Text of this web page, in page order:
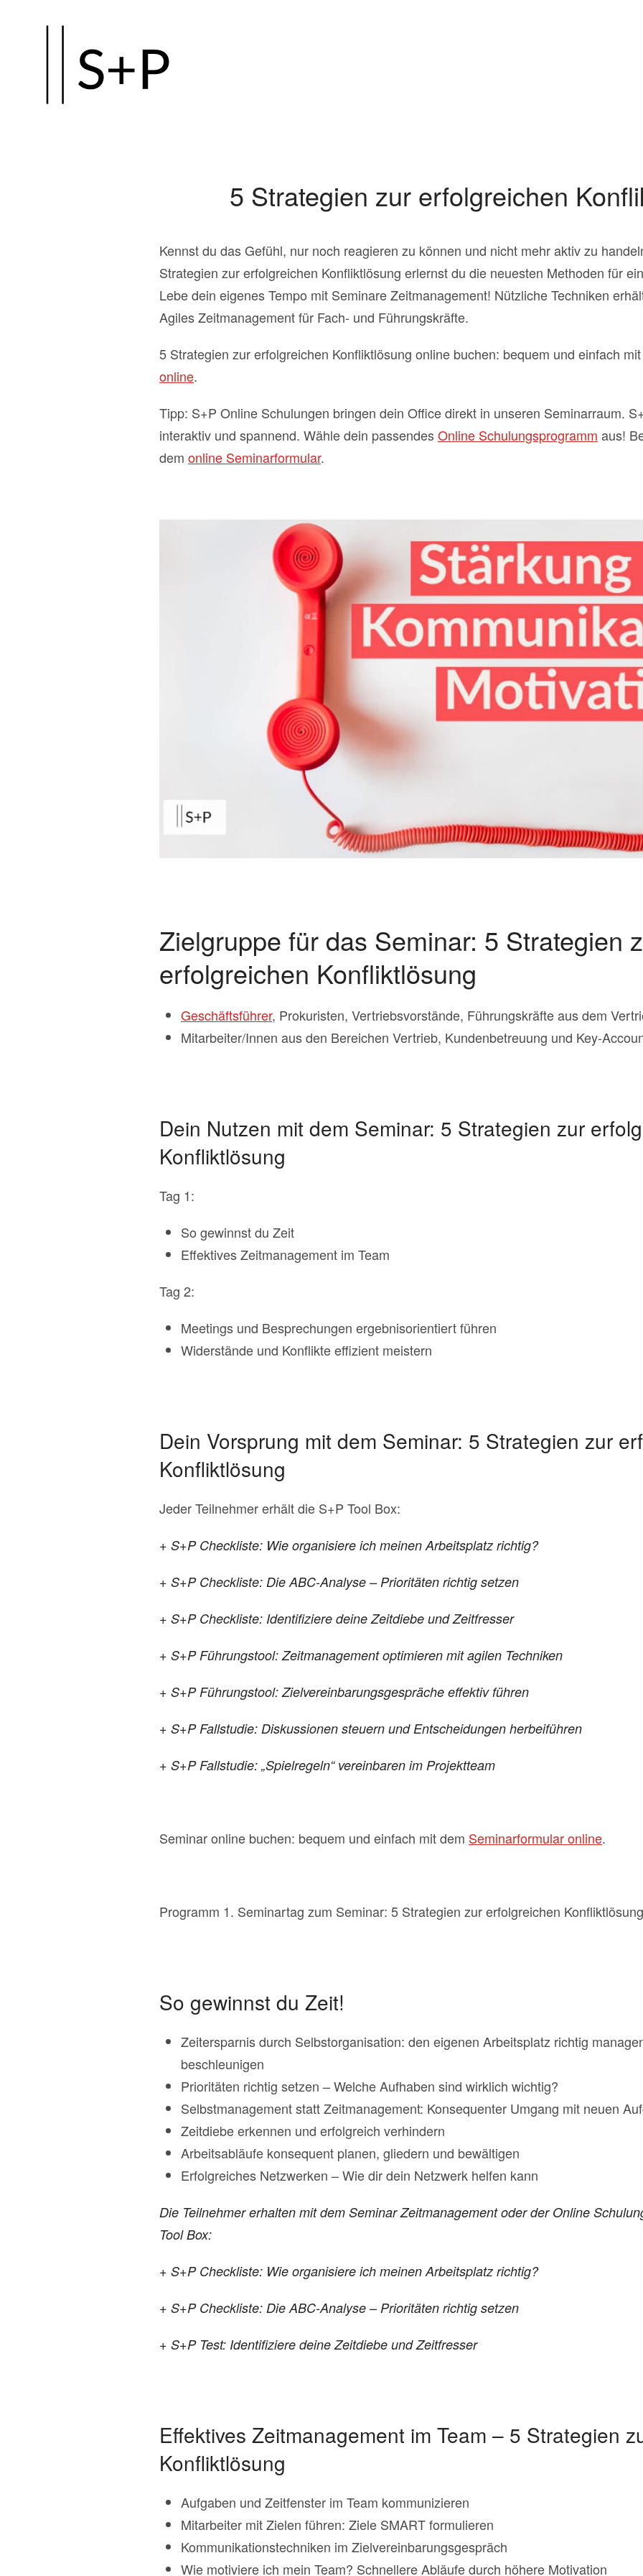
Hauptinhalt
5 Strategien zur erfolgreichen
Kennst du das Gefühl, nur noch reagieren zu können und nicht mehr aktiv zu
Strategien zur erfolgreichen Konfliktlösung erlernst du die neuesten Methoden für
Lebe dein eigenes Tempo mit Seminare Zeitmanagement! Nützliche Techniken
Agiles Zeitmanagement für Fach- und Führungskräfte.
5 Strategien zur erfolgreichen Konfliktlösung online buchen: bequem und einfach
online.
Tipp: S+P Online Schulungen bringen dein Office direkt in unseren Seminarraum.
interaktiv und spannend. Wähle dein passendesOnline Schulungsprogramm aus!
dem online Seminarformular.
Zielgruppe für das Seminar: 5 Strategien
erfolgreichen Konfliktlösung
Geschäftsführer, Prokuristen, Vertriebsvorstände, Führungskräfte aus dem
Mitarbeiter/Innen aus den Bereichen Vertrieb, Kundenbetreuung und Key-
Dein Nutzen mit dem Seminar: 5 Strategien zur
Konfliktlösung
Tag 1:
So gewinnst du Zeit
Effektives Zeitmanagement im Team
Tag 2:
Meetings und Besprechungen ergebnisorientiert führen
Widerstände und Konflikte effizient meistern
Dein Vorsprung mit dem Seminar: 5 Strategien zur
Konfliktlösung
Jeder Teilnehmer erhält die S+P Tool Box:
+ S+P Checkliste: Wie organisiere ich meinen Arbeitsplatz richtig?
+ S+P Checkliste: Die ABC-Analyse – Prioritäten richtig setzen
+ S+P Checkliste: Identifiziere deine Zeitdiebe und Zeitfresser
+ S+P Führungstool: Zeitmanagement optimieren mit agilen Techniken
+ S+P Führungstool: Zielvereinbarungsgespräche effektiv führen
+ S+P Fallstudie: Diskussionen steuern und Entscheidungen herbeiführen
+ S+P Fallstudie: „Spielregeln“ vereinbaren im Projektteam
Seminar online buchen: bequem und einfach mit dem Seminarformular online.
Programm 1. Seminartag zum Seminar: 5 Strategien zur erfolgreichen Konfliktlösung
So gewinnst du Zeit!
Zeitersparnis durch Selbstorganisation: den eigenen Arbeitsplatz richtig
beschleunigen
Prioritäten richtig setzen – Welche Aufhaben sind wirklich wichtig?
Selbstmanagement statt Zeitmanagement: Konsequenter Umgang mit neuen
Zeitdiebe erkennen und erfolgreich verhindern
Arbeitsabläufe konsequent planen, gliedern und bewältigen
Erfolgreiches Netzwerken – Wie dir dein Netzwerk helfen kann
Die Teilnehmer erhalten mit dem Seminar Zeitmanagement oder der Online
Tool Box:
+ S+P Checkliste: Wie organisiere ich meinen Arbeitsplatz richtig?
+ S+P Checkliste: Die ABC-Analyse – Prioritäten richtig setzen
+ S+P Test: Identifiziere deine Zeitdiebe und Zeitfresser
Effektives Zeitmanagement im Team – 5 Strategien
Konfliktlösung
Aufgaben und Zeitfenster im Team kommunizieren
Mitarbeiter mit Zielen führen: Ziele SMART formulieren
Kommunikationstechniken im Zielvereinbarungsgespräch
Wie motiviere ich mein Team? Schnellere Abläufe durch höhere Motivation